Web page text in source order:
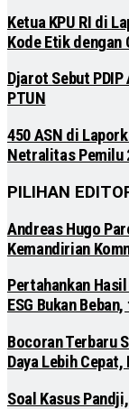
Ketua KPU RI di
Kode Etik dengan
Djarot Sebut
PTUN
450 ASN di
Netralitas Pemilu
PILIHAN
Andreas Hugo
Kemandirian
Pertahankan
ESG Bukan
Bocoran Terbaru
Daya Lebih
Soal Kasus